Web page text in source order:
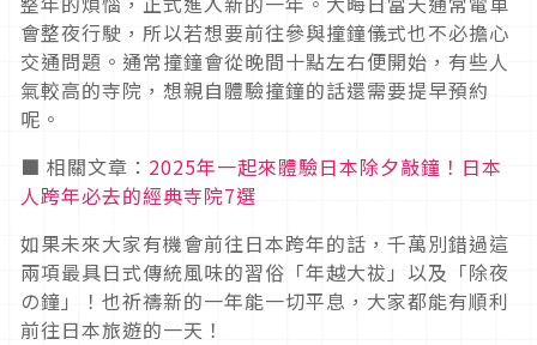
會整夜行駛，所以若想要前往參與撞鐘儀式也不必擔心
交通問題。通常撞鐘會從晚間十點左右便開始，有些人
氣較高的寺院，想親自體驗撞鐘的話還需要提早預約
呢。
■ 相關文章： 2025年一起來體驗日本除夕敲鐘！日本
人跨年必去的經典寺院7選
如果未來大家有機會前往日本跨年的話，千萬別錯過這
兩項最具日式傳統風味的習俗「年越大祓」以及「除夜
の鐘」！也祈禱新的一年能一切平息，大家都能有順利
前往日本旅遊的一天！